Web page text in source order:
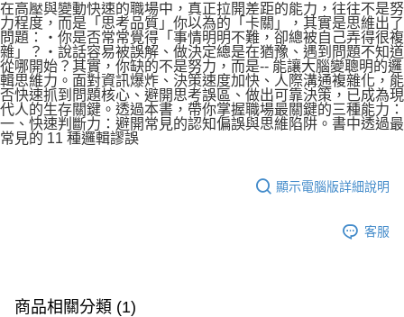
在高壓與變動快速的職場中，真正拉開差距的能力，往往不是努
力程度，而是「思考品質」你以為的「卡關」，其實是思維出了
問題：‧你是否常常覺得「事情明明不難，卻總被自己弄得很複
雜」？‧說話容易被誤解、做決定總是在猶豫、遇到問題不知道
從哪開始？其實，你缺的不是努力，而是-- 能讓大腦變聰明的邏
輯思維力。面對資訊爆炸、決策速度加快、人際溝通複雜化，能
否快速抓到問題核心、避開思考誤區、做出可靠決策，已成為現
代人的生存關鍵。透過本書，帶你掌握職場最關鍵的三種能力：
一、快速判斷力：避開常見的認知偏誤與思維陷阱。書中透過最
常見的 11 種邏輯謬誤
顯示電腦版詳細說明
客服
商品相關分類 (1)